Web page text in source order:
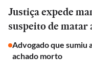
Justiça expede
suspeito de matar
Advogado que sumiu
achado morto